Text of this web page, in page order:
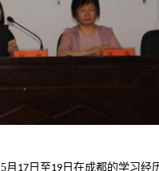
5月 17日至19日在成都的学习经